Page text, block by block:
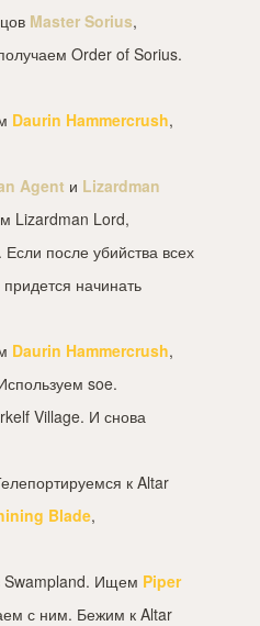
Master Sorius,
Order of Sorius.
Daurin Hammercrush,
Agent и Lizardman
Lizardman Lord,
после убийства всех
начинать
Daurin Hammercrush,
soe.
Village. И снова
к Altar
Blade,
Swampland. Ищем Piper
с ним. Бежим к Altar